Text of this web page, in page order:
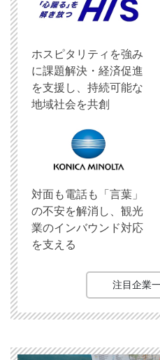
ホスピタリティを強み
に課題解決・経済促進
を支援し、持続可能な
地域社会を共創
対面も電話も「言葉」
の不安を解消し、観光
業のインバウンド対応
を支える
注目企業